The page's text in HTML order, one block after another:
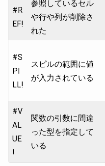
#R
EF!
参照しているセル
や行や列が削除さ
れた
#S
PI
LL!
スピルの範囲に値
が入力されている
#V
AL
UE
!
関数の引数に間違
った型を指定して
いる